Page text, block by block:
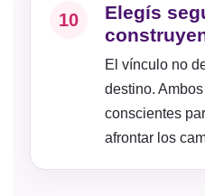
10
Elegís
El vínculo no
destino.
conscientes
afrontar los